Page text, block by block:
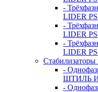
-
LIDER
-
LIDER
-
LIDER
-
ШТИЛЬ
-